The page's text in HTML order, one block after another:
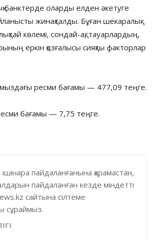
банктерде оларды елден әкетуге
жинақталды. Бұған шекаралық
көлемі, сондай-ақ, тауарлардың,
еркін қозғалысы сияқты факторлар
ресми бағамы — 477,09 теңге.
бағамы — 7,75 теңге.
пайдаланғанына қарамастан,
пайдаланған кезде міндетті
сайтына сілтеме
сұраймыз.